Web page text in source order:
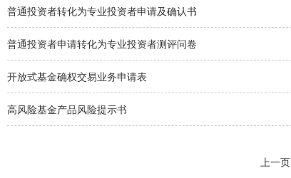
普通投资者转化为专业投资者申请及确认书
普通投资者申请转化为专业投资者测评问卷
开放式基金确权交易业务申请表
高风险基金产品风险提示书
上一页